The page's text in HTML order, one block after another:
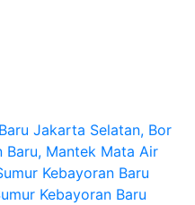
Jakarta Selatan, Bor
Baru, Mantek Mata Air
Kebayoran Baru
Kebayoran Baru